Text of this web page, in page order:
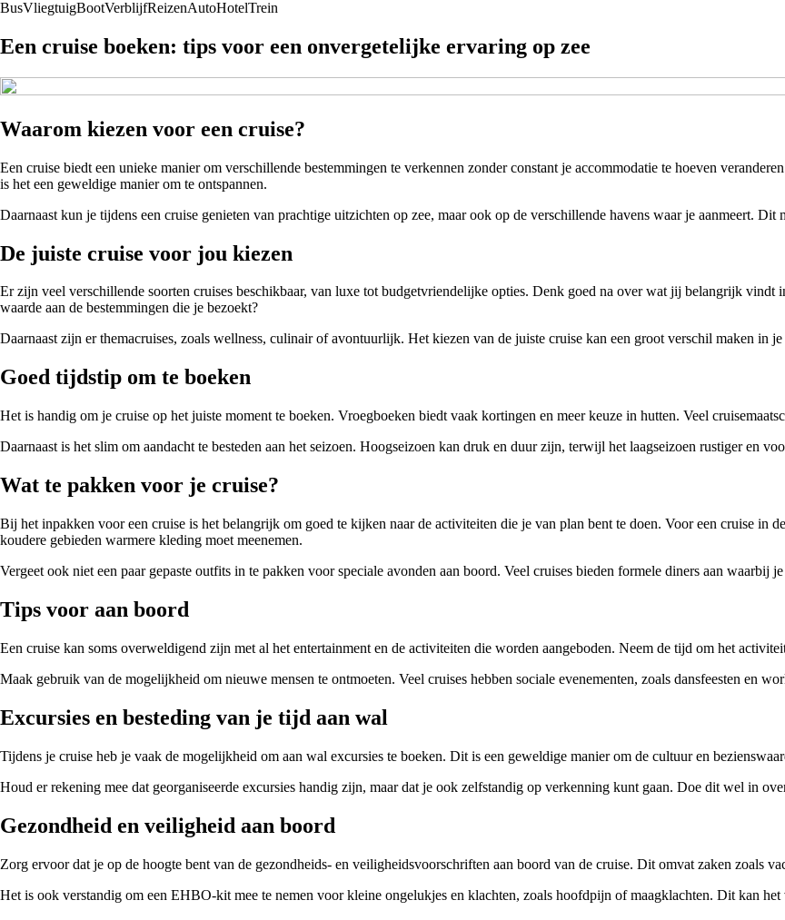
BusVliegtuigBootVerblijfReizenAutoHotelTrein
Een cruise boeken: tips voor een onvergetelijke ervaring op zee
Waarom kiezen voor een cruise?
Een cruise biedt een unieke manier om verschillende bestemmingen te verkennen zonder constant je accommodatie te hoeven
is het een geweldige manier om te ontspannen.
Daarnaast kun je tijdens een cruise genieten van prachtige uitzichten op zee, maar ook op de verschillende havens waar je aanmeert.
De juiste cruise voor jou kiezen
Er zijn veel verschillende soorten cruises beschikbaar, van luxe tot budgetvriendelijke opties. Denk goed na over wat jij belangrijk
waarde aan de bestemmingen die je bezoekt?
Daarnaast zijn er themacruises, zoals wellness, culinair of avontuurlijk. Het kiezen van de juiste cruise kan een groot verschil maken in
Goed tijdstip om te boeken
Het is handig om je cruise op het juiste moment te boeken. Vroegboeken biedt vaak kortingen en meer keuze in hutten. Veel
Daarnaast is het slim om aandacht te besteden aan het seizoen. Hoogseizoen kan druk en duur zijn, terwijl het laagseizoen rustiger en
Wat te pakken voor je cruise?
Bij het inpakken voor een cruise is het belangrijk om goed te kijken naar de activiteiten die je van plan bent te doen. Voor een cruise in
koudere gebieden warmere kleding moet meenemen.
Vergeet ook niet een paar gepaste outfits in te pakken voor speciale avonden aan boord. Veel cruises bieden formele diners aan waarbij
Tips voor aan boord
Een cruise kan soms overweldigend zijn met al het entertainment en de activiteiten die worden aangeboden. Neem de tijd om het
Maak gebruik van de mogelijkheid om nieuwe mensen te ontmoeten. Veel cruises hebben sociale evenementen, zoals dansfeesten en
Excursies en besteding van je tijd aan wal
Tijdens je cruise heb je vaak de mogelijkheid om aan wal excursies te boeken. Dit is een geweldige manier om de cultuur en
Houd er rekening mee dat georganiseerde excursies handig zijn, maar dat je ook zelfstandig op verkenning kunt gaan. Doe dit wel in
Gezondheid en veiligheid aan boord
Zorg ervoor dat je op de hoogte bent van de gezondheids- en veiligheidsvoorschriften aan boord van de cruise. Dit omvat zaken zoals
Het is ook verstandig om een EHBO-kit mee te nemen voor kleine ongelukjes en klachten, zoals hoofdpijn of maagklachten. Dit kan